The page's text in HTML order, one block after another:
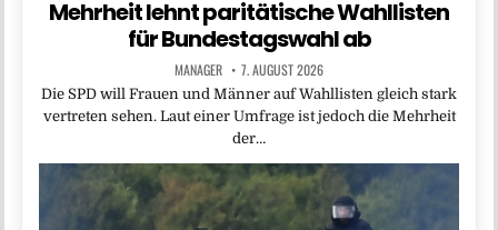
Mehrheit lehnt paritätische Wahllisten
für Bundestagswahl ab
MANAGER 7. AUGUST 2026
Die SPD will Frauen und Männer auf Wahllisten gleich stark
vertreten sehen. Laut einer Umfrage ist jedoch die Mehrheit
der…